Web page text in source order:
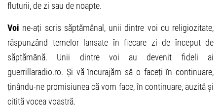
fluturii, de zi sau de noapte.
Voi ne-ați scris săptămânal, unii dintre voi cu religiozitate,
răspunzând temelor lansate în fiecare zi de început de
săptămână. Unii dintre voi au devenit fideli ai
guerrillaradio.ro. Și vă încurajăm să o faceți în continuare,
ținându-ne promisiunea că vom face, în continuare, auzită și
citită vocea voastră.